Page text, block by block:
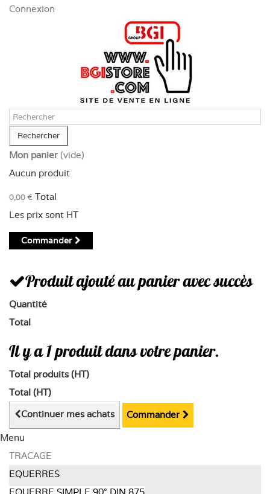
Connexion
Rechercher
Mon panier (vide)
Aucun produit
0,00 € Total
Les prix sont HT
Commander
Produit ajouté au panier avec succès
Quantité
Total
Il y a 1 produit dans votre panier.
Total produits (HT)
Total (HT)
Continuer mes achats
Commander
Menu
TRACAGE
EQUERRES
Panneau de gestion des cookies